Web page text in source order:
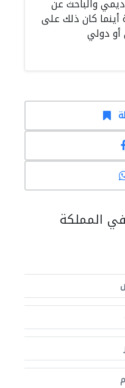
والباحث عن
أينما كان ذلك على
المملكة